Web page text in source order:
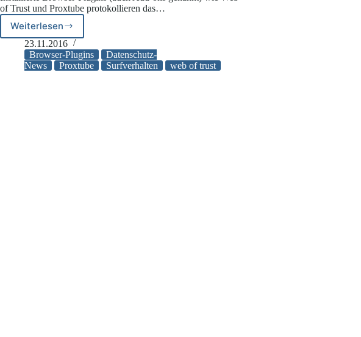
of Trust und Proxtube protokollieren das…
Weiterlesen
Browser-
Plugins
protokollieren
Surfverhalten
23.11.2016
Browser-Plugins
Datenschutz-
News
Proxtube Surfverhalten web of trust